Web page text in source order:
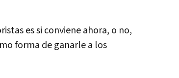
es si conviene ahora, o no,
forma de ganarle a los